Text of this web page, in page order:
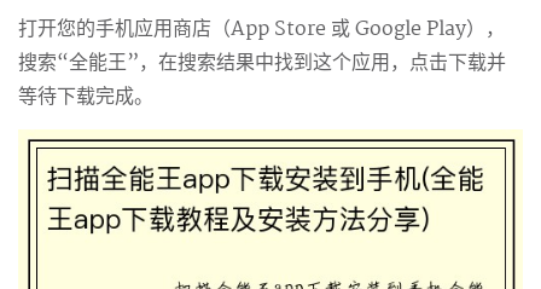
打开您的手机应用商店（App Store 或 Google Play），
搜索“全能王”，在搜索结果中找到这个应用，点击下载并
等待下载完成。